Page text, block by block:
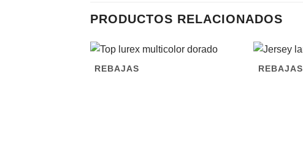
PRODUCTOS RELACIONADOS
REBAJAS REBAJAS